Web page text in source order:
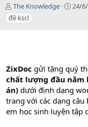
T
á
c
The Knowledge
C
n
d
a
t
e
24/
đề kscl
ZixDoc gửi tặng quý
chất lượng đầu năm
án) dưới định dạng
trang với các dạng
em học sinh luyện tập